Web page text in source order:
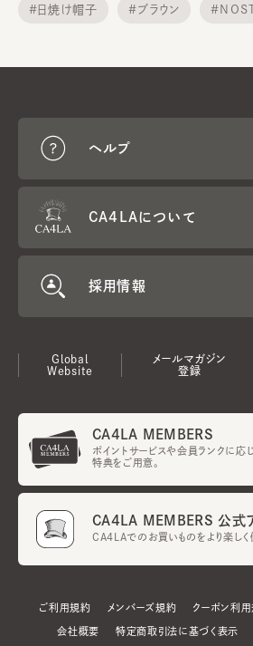
#日焼け帽子 #ブラウン
ヘルプ
CA4LAについて
採用情報
Global
Website
メールマガジン
登録
CA4LA MEMBERS
ポイントサービスや会員ランクに応
特典をご用意。
CA4LA MEMBERS 公式
CA4LAでのお買いものをより楽しく
ご利用規約 メンバーズ規約 クーポン利
会社概要 特定商取引法に基づく表示